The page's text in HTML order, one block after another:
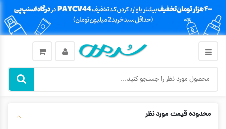
محدوده قیمت مورد نظر